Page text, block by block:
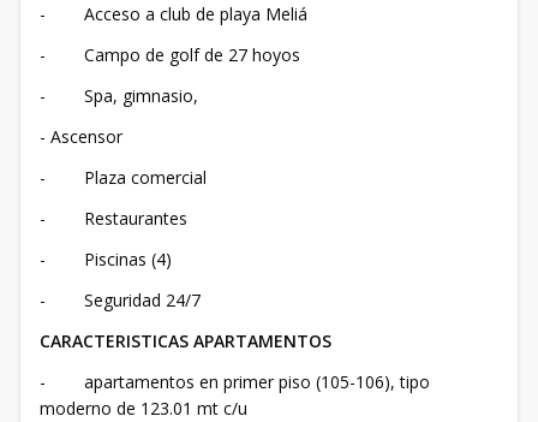
- Acceso a club de playa Meliá
- Campo de golf de 27 hoyos
- Spa, gimnasio,
- Ascensor
- Plaza comercial
- Restaurantes
- Piscinas (4)
- Seguridad 24/7
CARACTERISTICAS APARTAMENTOS
- apartamentos en primer piso (105-106), tipo
moderno de 123.01 mt c/u